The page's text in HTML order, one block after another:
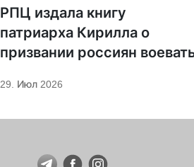
РПЦ издала книгу
патриарха Кирилла о
призвании россиян
29. Июл 2026